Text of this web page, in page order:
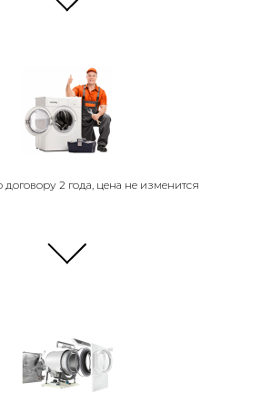
договору 2 года, цена не изменится